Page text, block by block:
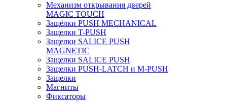
Механизм открывания дверей
MAGIC TOUCH
Защёлки PUSH MECHANICAL
Защелки T-PUSH
Защелки SALICE PUSH
MAGNETIC
Защелки SALICE PUSH
Защелки PUSH-LATCH и M-PUSH
Защелки
Магниты
Фиксаторы